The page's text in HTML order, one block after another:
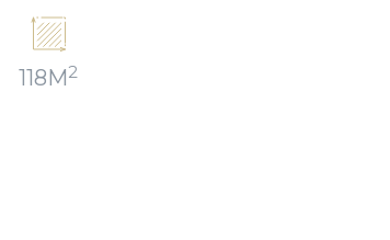
118M 2